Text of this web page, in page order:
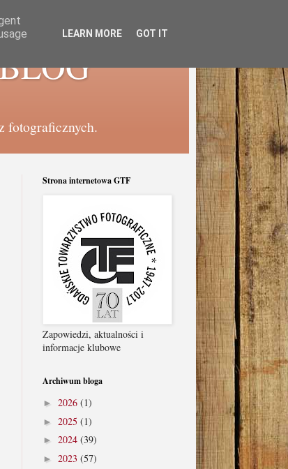
fotograficznych.
Strona internetowa GTF
Zapowiedzi, aktualności i
informacje klubowe
Archiwum bloga
► 2026 (1)
► 2025 (1)
► 2024 (39)
► 2023 (57)
LEARN MORE GOT IT